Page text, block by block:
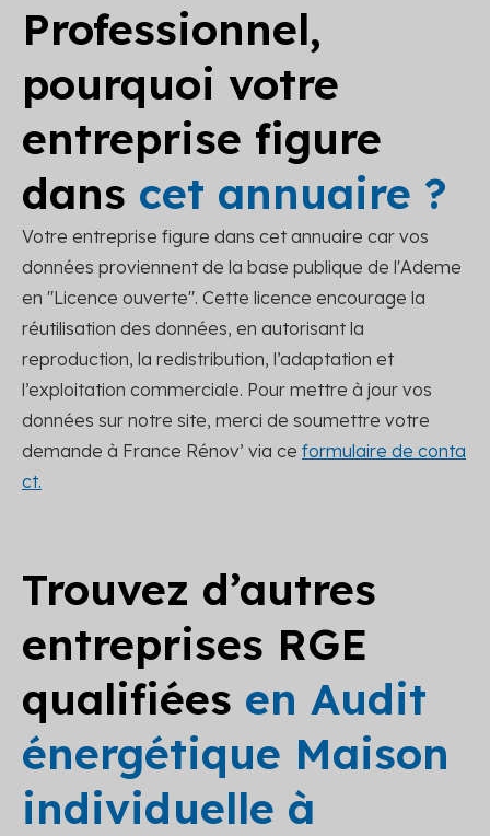
Professionnel,
pourquoi votre
entreprise figure
dans cet annuaire ?
Votre entreprise figure dans cet annuaire car vos
données proviennent de la base publique de l'Ademe
en "Licence ouverte". Cette licence encourage la
réutilisation des données, en autorisant la
reproduction, la redistribution, l’adaptation et
l’exploitation commerciale. Pour mettre à jour vos
données sur notre site, merci de soumettre votre
demande à France Rénov’ via ce formulaire de conta
ct.
Trouvez d’autres
entreprises RGE
qualifiées en Audit
énergétique Maison
individuelle à